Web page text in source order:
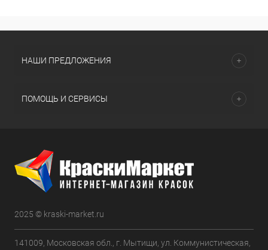
НАШИ ПРЕДЛОЖЕНИЯ
ПОМОЩЬ И СЕРВИСЫ
2025 © kraski-market.ru
141009, Московская обл., г. Мытищи, ул. Коммунистическая,